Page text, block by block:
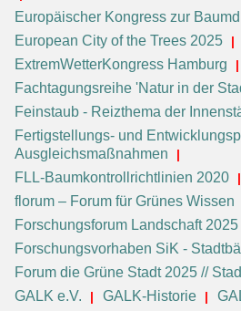
Europäischer Kongress zur
European City of the Trees 2025
ExtremWetterKongress Hamburg
Fachtagungsreihe 'Natur in der
Feinstaub - Reizthema der
Fertigstellungs- und
Ausgleichsmaßnahmen
FLL-Baumkontrollrichtlinien 2020
florum – Forum für Grünes Wissen
Forschungsforum Landschaft 2025
Forschungsvorhaben SiK -
Forum die Grüne Stadt 2025 //
GALK e.V.
GALK-Historie